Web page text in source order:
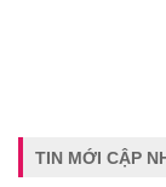
TIN MỚI CẬP